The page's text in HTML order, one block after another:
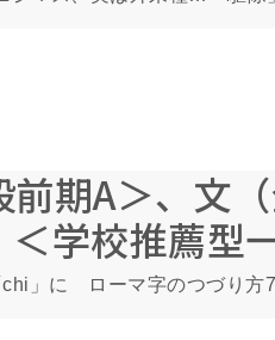
期A＞、文
学校推薦型
」に ローマ字のつづり方